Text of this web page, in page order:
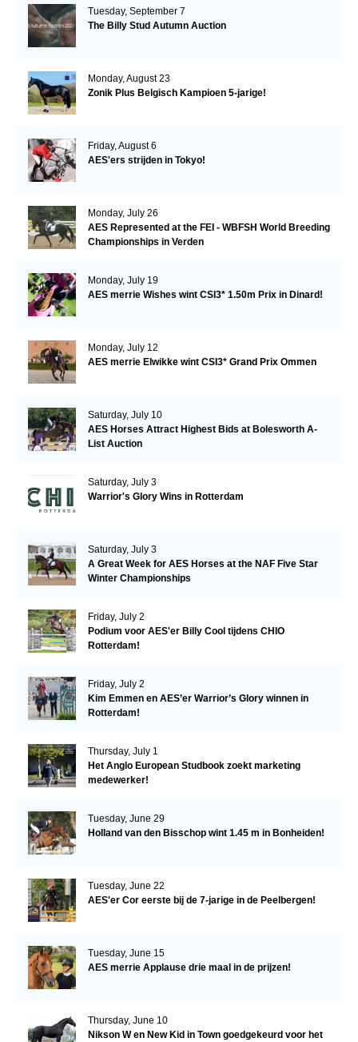
Tuesday, September 7
The Billy Stud Autumn Auction
Monday, August 23
Zonik Plus Belgisch Kampioen 5-jarige!
Friday, August 6
AES'ers strijden in Tokyo!
Monday, July 26
AES Represented at the FEI - WBFSH World Breeding
Championships in Verden
Monday, July 19
AES merrie Wishes wint CSI3* 1.50m Prix in Dinard!
Monday, July 12
AES merrie Elwikke wint CSI3* Grand Prix Ommen
Saturday, July 10
AES Horses Attract Highest Bids at Bolesworth A-
List Auction
Saturday, July 3
Warrior's Glory Wins in Rotterdam
Saturday, July 3
A Great Week for AES Horses at the NAF Five Star
Winter Championships
Friday, July 2
Podium voor AES'er Billy Cool tijdens CHIO
Rotterdam!
Friday, July 2
Kim Emmen en AES’er Warrior’s Glory winnen in
Rotterdam!
Thursday, July 1
Het Anglo European Studbook zoekt marketing
medewerker!
Tuesday, June 29
Holland van den Bisschop wint 1.45 m in Bonheiden!
Tuesday, June 22
AES'er Cor eerste bij de 7-jarige in de Peelbergen!
Tuesday, June 15
AES merrie Applause drie maal in de prijzen!
Thursday, June 10
Nikson W en New Kid in Town goedgekeurd voor het